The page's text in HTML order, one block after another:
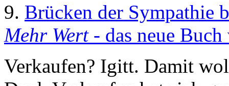
9. Brücken der Sympathie
Mehr Wert- das neue
Verkaufen? Igitt. Damit